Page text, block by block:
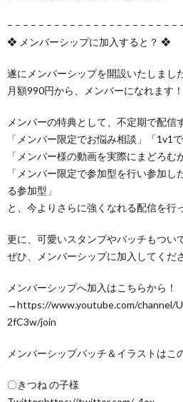
– – – – – – – – – – – – – – – – – – – – – –
❖ メンバーシップに加入すると？ ❖
遂にメンバーシップを開設いたしまし
月額990円から、メンバーになれます！
メンバーの特典として、不定期で配信
「メンバー限定でお悩み相談」「1v1
「メンバー様の動画を実際にまどろむ
「メンバー限定で参加型を行い参加
る参加型」
と、今よりさらに強くなれる配信を行
更に、可愛いスタンプやバッチもつい
ぜひ、メンバーシップに加入してくだ
メンバーシップへ加入はこちらから！
→https://www.youtube.com/channel/
2fC3w/join
メンバーシップバッチ＆イラストはこ
〇きつね の子様